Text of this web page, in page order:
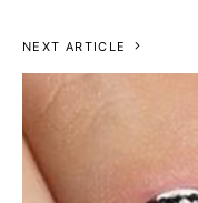
NEXT ARTICLE